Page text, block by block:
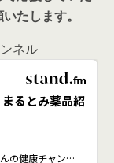
たします。
ネル